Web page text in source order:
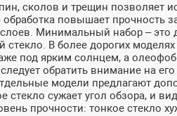
сколов и трещин позволяет
повышает прочность
Минимальный набор – это
В более дорогих
под ярким солнцем, а
обратить внимание на
модели предлагают
сужает угол обзора, и
прочности: тонкое стекло